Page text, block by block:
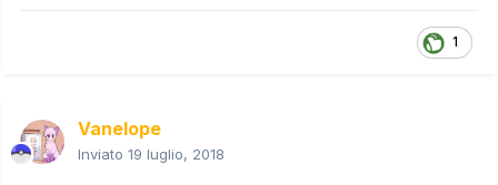
1
Vanelope
Inviato 19 luglio, 2018